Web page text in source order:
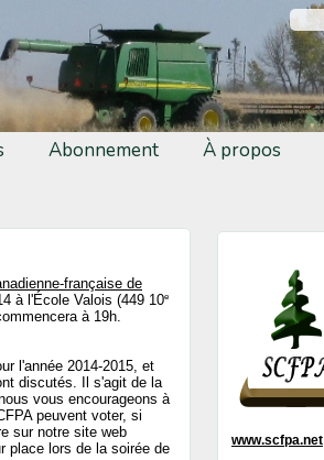
Abonnement À propos
française de
à l'École Valois (449 10e
à 19h.
l'année 2014-2015, et
discutés. Il s'agit de la
vous encourageons à
peuvent voter, si
sur notre site web
place lors de la soirée de
www.scfpa.net